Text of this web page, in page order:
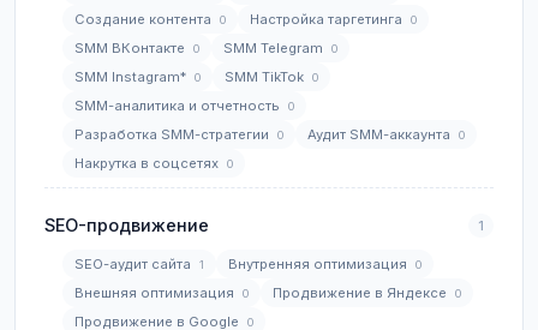
Создание контента 0 Настройка таргетинга 0
SMM ВКонтакте 0 SMM Telegram 0
SMM Instagram* 0 SMM TikTok 0
SMM-аналитика и отчетность 0
Разработка SMM-стратегии 0 Аудит SMM-аккаунта 0
Накрутка в соцсетях 0
SEO-продвижение 1
SEO-аудит сайта 1 Внутренняя оптимизация 0
Внешняя оптимизация 0 Продвижение в Яндексе 0
Продвижение в Google 0